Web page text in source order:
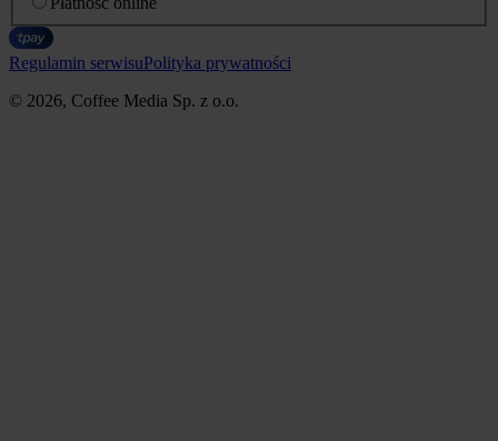
Regulamin serwisuPolityka prywatności
© 2026, Coffee Media Sp. z o.o.